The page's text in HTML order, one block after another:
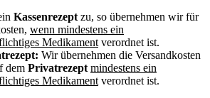
Kassenrezept zu, so übernehmen wir für
wenn mindestens ein
Medikament verordnet ist.
Wir übernehmen die Versandkosten
dem Privatrezept mindestens ein
Medikament verordnet ist.